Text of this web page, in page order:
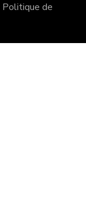
Politique de